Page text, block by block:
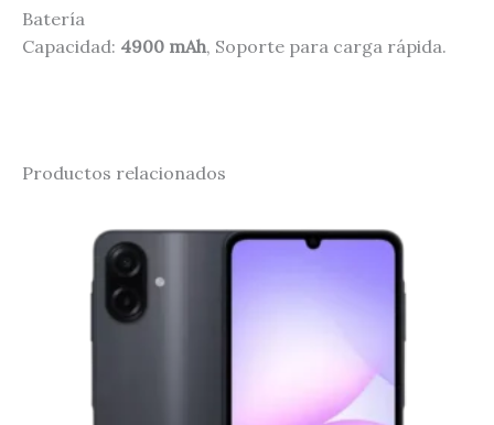
Batería
Capacidad: 4900 mAh, Soporte para carga rápida.
Productos relacionados